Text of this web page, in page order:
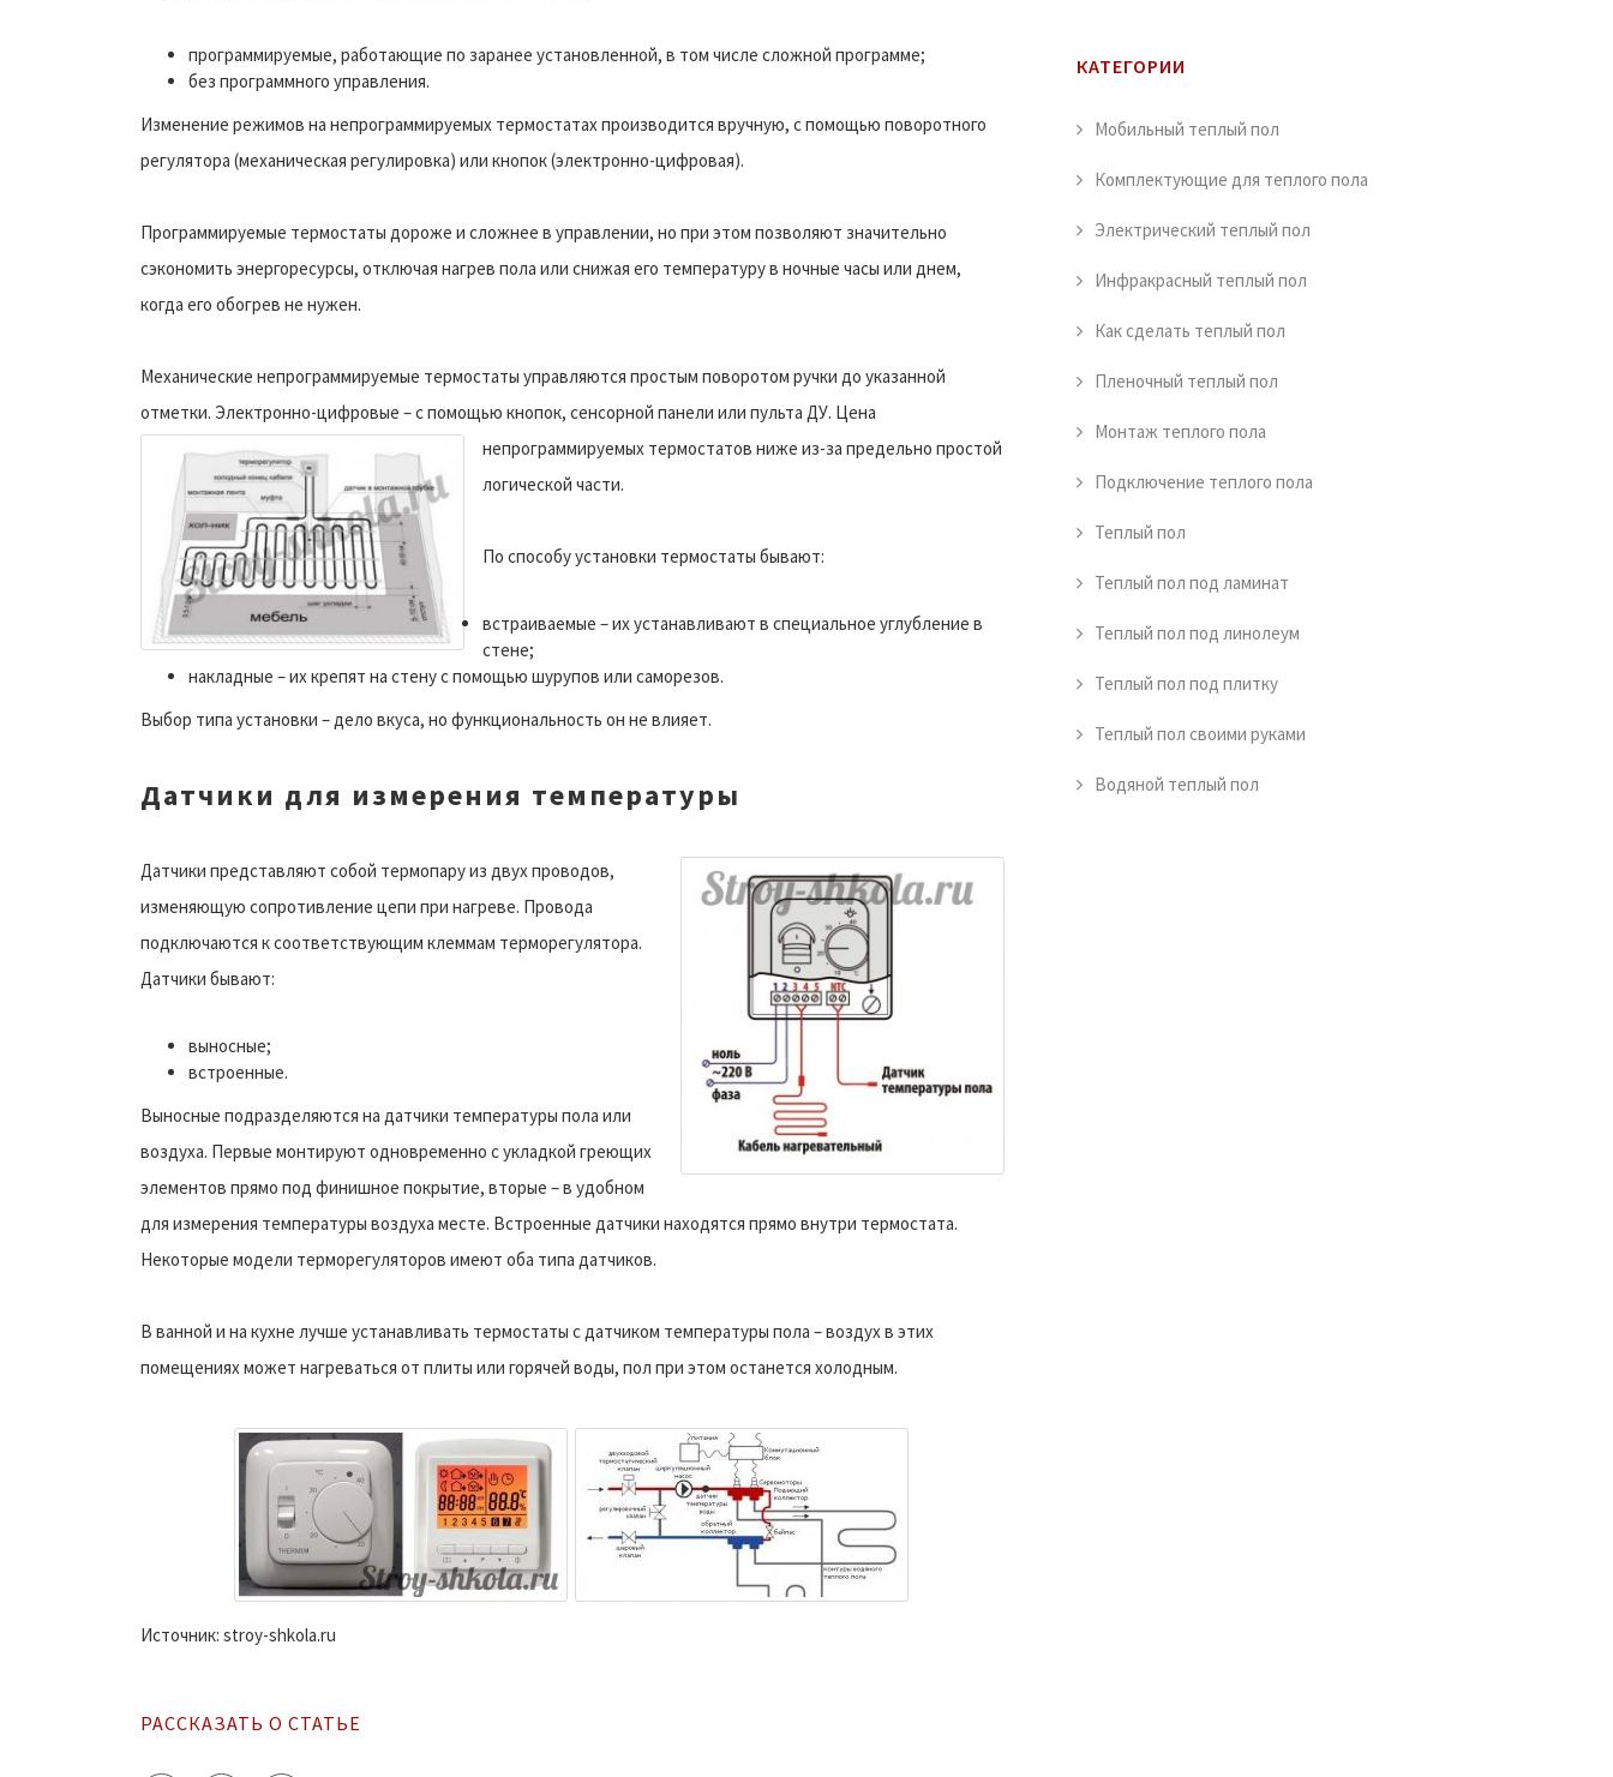
программируемые, работающие по заранее установленной, в том числе сложной программе;
без программного управления.
Изменение режимов на непрограммируемых термостатах производится вручную, с помощью поворотного
регулятора (механическая регулировка) или кнопок (электронно-цифровая).
Программируемые термостаты дороже и сложнее в управлении, но при этом позволяют значительно
сэкономить энергоресурсы, отключая нагрев пола или снижая его температуру в ночные часы или днем,
когда его обогрев не нужен.
Механические непрограммируемые термостаты управляются простым поворотом ручки до указанной
отметки. Электронно-цифровые – с помощью кнопок, сенсорной панели или пульта ДУ. Цена
непрограммируемых термостатов ниже из-за предельно простой
логической части.
По способу установки термостаты бывают:
встраиваемые – их устанавливают в специальное углубление в
стене;
накладные – их крепят на стену с помощью шурупов или саморезов.
Выбор типа установки – дело вкуса, но функциональность он не влияет.
Датчики для измерения температуры
Датчики представляют собой термопару из двух проводов,
изменяющую сопротивление цепи при нагреве. Провода
подключаются к соответствующим клеммам терморегулятора.
Датчики бывают:
выносные;
встроенные.
Выносные подразделяются на датчики температуры пола или
воздуха. Первые монтируют одновременно с укладкой греющих
элементов прямо под финишное покрытие, вторые – в удобном
для измерения температуры воздуха месте. Встроенные датчики находятся прямо внутри термостата.
Некоторые модели терморегуляторов имеют оба типа датчиков.
В ванной и на кухне лучше устанавливать термостаты с датчиком температуры пола – воздух в этих
помещениях может нагреваться от плиты или горячей воды, пол при этом останется холодным.
Источник: stroy-shkola.ru
РАССКАЗАТЬ О СТАТЬЕ
КАТЕГОРИИ
Мобильный теплый пол
Комплектующие для теплого пола
Электрический теплый пол
Инфракрасный теплый пол
Как сделать теплый пол
Пленочный теплый пол
Монтаж теплого пола
Подключение теплого пола
Теплый пол
Теплый пол под ламинат
Теплый пол под линолеум
Теплый пол под плитку
Теплый пол своими руками
Водяной теплый пол